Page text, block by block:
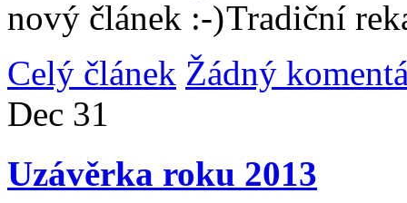
nový článek
Tradiční
Celý článek Žádný
Dec 31
Uzávěrka roku 2013